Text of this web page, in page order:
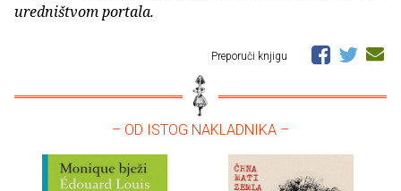
uredništvom portala.
Preporuči knjigu
– OD ISTOG NAKLADNIKA –